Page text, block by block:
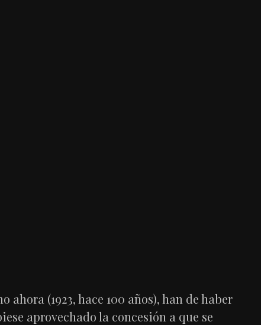
(1923, hace 100 años), han de haber
aprovechado la concesión a que se